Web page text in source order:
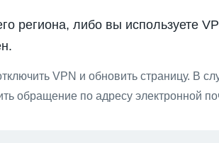
региона, либо вы используете
VPN и обновить страницу. В
обращение по адресу электронной